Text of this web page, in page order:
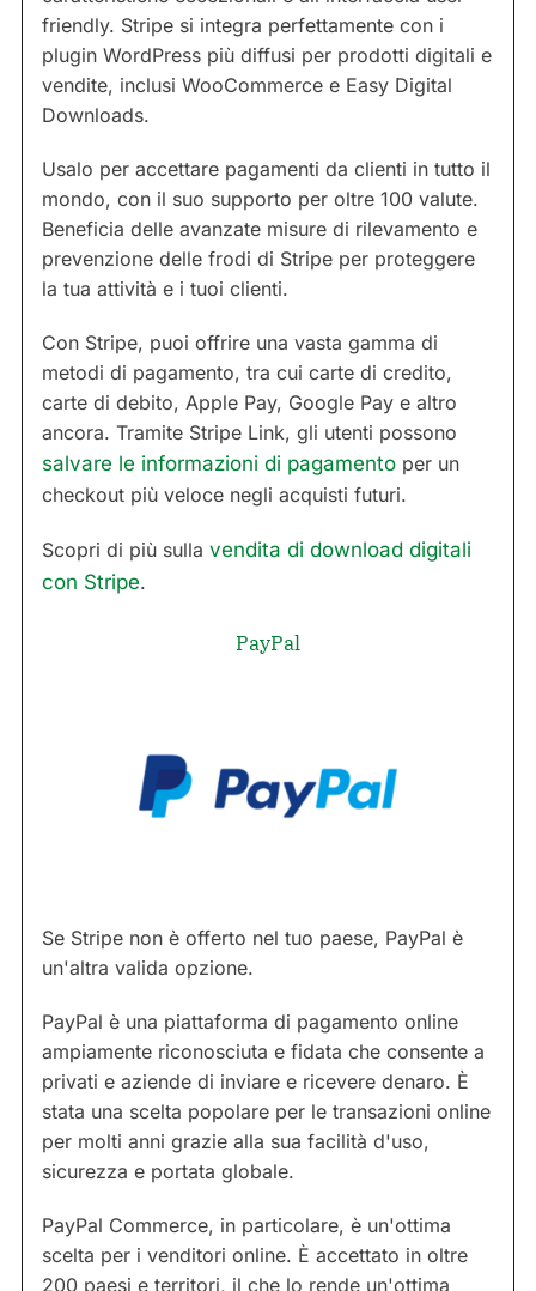
friendly. Stripe si integra perfettamente con i
plugin WordPress più diffusi per prodotti digitali e
vendite, inclusi WooCommerce e Easy Digital
Downloads.
Usalo per accettare pagamenti da clienti in tutto il
mondo, con il suo supporto per oltre 100 valute.
Beneficia delle avanzate misure di rilevamento e
prevenzione delle frodi di Stripe per proteggere
la tua attività e i tuoi clienti.
Con Stripe, puoi offrire una vasta gamma di
metodi di pagamento, tra cui carte di credito,
carte di debito, Apple Pay, Google Pay e altro
ancora. Tramite Stripe Link, gli utenti possono
salvare le informazioni di pagamento per un
checkout più veloce negli acquisti futuri.
Scopri di più sulla vendita di download digitali
con Stripe.
PayPal
Se Stripe non è offerto nel tuo paese, PayPal è
un'altra valida opzione.
PayPal è una piattaforma di pagamento online
ampiamente riconosciuta e fidata che consente a
privati e aziende di inviare e ricevere denaro. È
stata una scelta popolare per le transazioni online
per molti anni grazie alla sua facilità d'uso,
sicurezza e portata globale.
PayPal Commerce, in particolare, è un'ottima
scelta per i venditori online. È accettato in oltre
200 paesi e territori, il che lo rende un'ottima